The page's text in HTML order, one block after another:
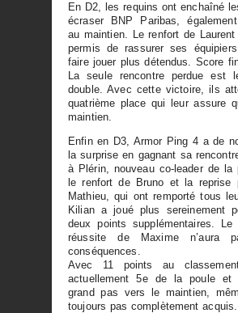
En D2, les requins ont enchaîné
écraser BNP Paribas,
au maintien. Le renfort de
permis de rassurer ses
faire jouer plus détendus. Score
La seule rencontre perdue est
double. Avec cette victoire, ils
quatrième place qui leur assure
maintien.
Enfin en D3, Armor Ping 4 a de
la surprise en gagnant sa
à Plérin, nouveau co-leader de la
le renfort de Bruno et la reprise
Mathieu, qui ont remporté tous
Kilian a joué plus sereinement
deux points supplémentaires. Le
réussite de Maxime n’aura
conséquences.
Avec 11 points au
actuellement 5e de la poule
grand pas vers le maintien,
toujours pas complètement acquis.